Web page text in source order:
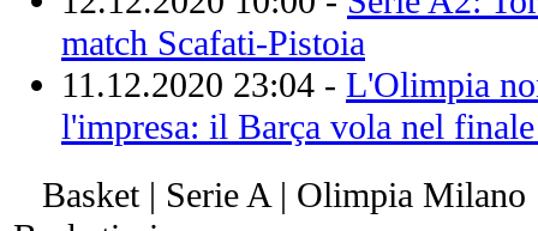
match Scafati-Pistoia
11.12.2020 23:04 - L'Olimpia
l'impresa: il Barça vola nel
Basket | Serie A | Olimpia